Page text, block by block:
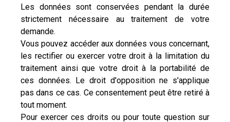
Les données sont conservées pendant la durée
strictement nécessaire au traitement de votre
demande.
Vous pouvez accéder aux données vous concernant,
les rectifier ou exercer votre droit à la limitation du
traitement ainsi que votre droit à la portabilité de
ces données. Le droit d'opposition ne s'applique
pas dans ce cas. Ce consentement peut être retiré à
tout moment.
Pour exercer ces droits ou pour toute question sur